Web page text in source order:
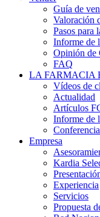
Guía de
Valoración
Pasos para
Informe de
Opinión de
FAQ
LA FARMACIA
Vídeos de
Actualidad
Artículos
Informe de
Empresa
Kardia
Experiencia
Servicios
Propuesta